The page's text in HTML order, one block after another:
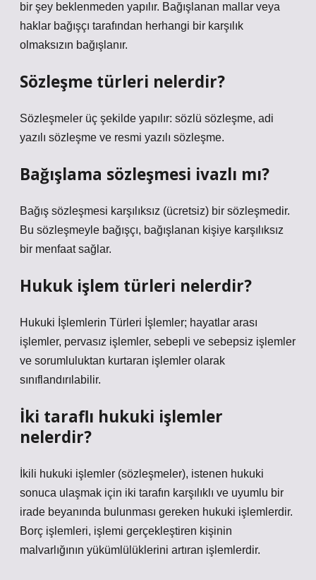
bir şey beklenmeden yapılır. Bağışlanan mallar veya
haklar bağışçı tarafından herhangi bir karşılık
olmaksızın bağışlanır.
Sözleşme türleri nelerdir?
Sözleşmeler üç şekilde yapılır: sözlü sözleşme, adi
yazılı sözleşme ve resmi yazılı sözleşme.
Bağışlama sözleşmesi ivazlı mı?
Bağış sözleşmesi karşılıksız (ücretsiz) bir sözleşmedir.
Bu sözleşmeyle bağışçı, bağışlanan kişiye karşılıksız
bir menfaat sağlar.
Hukuk işlem türleri nelerdir?
Hukuki İşlemlerin Türleri İşlemler; hayatlar arası
işlemler, pervasız işlemler, sebepli ve sebepsiz işlemler
ve sorumluluktan kurtaran işlemler olarak
sınıflandırılabilir.
İki taraflı hukuki işlemler
nelerdir?
İkili hukuki işlemler (sözleşmeler), istenen hukuki
sonuca ulaşmak için iki tarafın karşılıklı ve uyumlu bir
irade beyanında bulunması gereken hukuki işlemlerdir.
Borç işlemleri, işlemi gerçekleştiren kişinin
malvarlığının yükümlülüklerini artıran işlemlerdir.